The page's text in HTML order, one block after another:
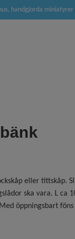
handgjorda miniatyrer
eller tittskåp.
ska vara. L ca
öppningsbart föns